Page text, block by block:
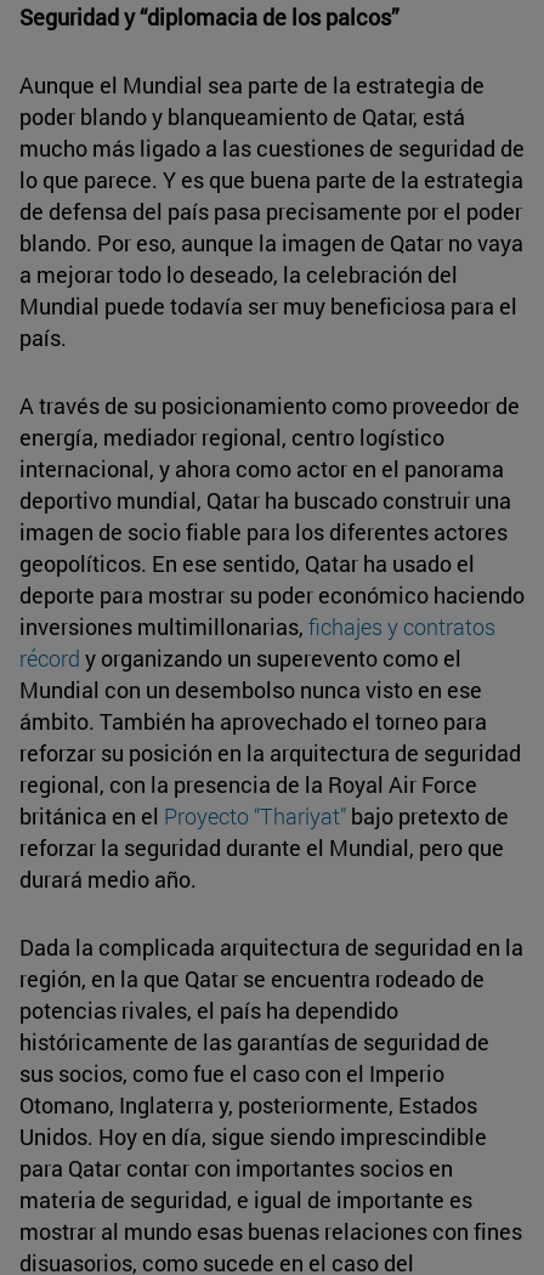
Seguridad y “diplomacia de los palcos”
Aunque el Mundial sea parte de la estrategia de
poder blando y blanqueamiento de Qatar, está
mucho más ligado a las cuestiones de seguridad de
lo que parece. Y es que buena parte de la estrategia
de defensa del país pasa precisamente por el poder
blando. Por eso, aunque la imagen de Qatar no vaya
a mejorar todo lo deseado, la celebración del
Mundial puede todavía ser muy beneficiosa para el
país.
A través de su posicionamiento como proveedor de
energía, mediador regional, centro logístico
internacional, y ahora como actor en el panorama
deportivo mundial, Qatar ha buscado construir una
imagen de socio fiable para los diferentes actores
geopolíticos. En ese sentido, Qatar ha usado el
deporte para mostrar su poder económico haciendo
inversiones multimillonarias, fichajes y contratos
récord y organizando un superevento como el
Mundial con un desembolso nunca visto en ese
ámbito. También ha aprovechado el torneo para
reforzar su posición en la arquitectura de seguridad
regional, con la presencia de la Royal Air Force
británica en el Proyecto “Thariyat” bajo pretexto de
reforzar la seguridad durante el Mundial, pero que
durará medio año.
Dada la complicada arquitectura de seguridad en la
región, en la que Qatar se encuentra rodeado de
potencias rivales, el país ha dependido
históricamente de las garantías de seguridad de
sus socios, como fue el caso con el Imperio
Otomano, Inglaterra y, posteriormente, Estados
Unidos. Hoy en día, sigue siendo imprescindible
para Qatar contar con importantes socios en
materia de seguridad, e igual de importante es
mostrar al mundo esas buenas relaciones con fines
disuasorios, como sucede en el caso del